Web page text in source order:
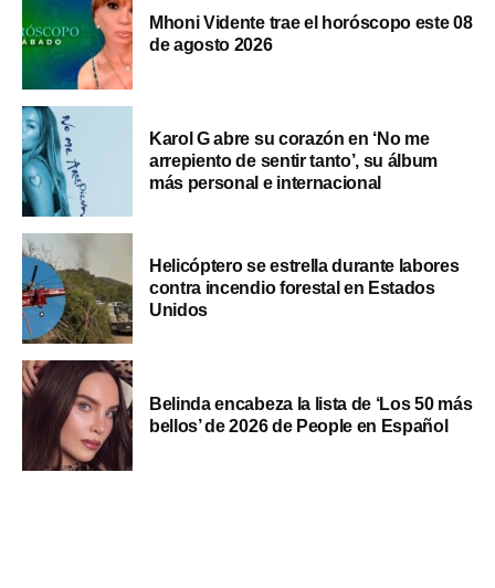
Mhoni Vidente trae el horóscopo este 08
de agosto 2026
Karol G abre su corazón en ‘No me
arrepiento de sentir tanto’, su álbum
más personal e internacional
Helicóptero se estrella durante labores
contra incendio forestal en Estados
Unidos
Belinda encabeza la lista de ‘Los 50 más
bellos’ de 2026 de People en Español